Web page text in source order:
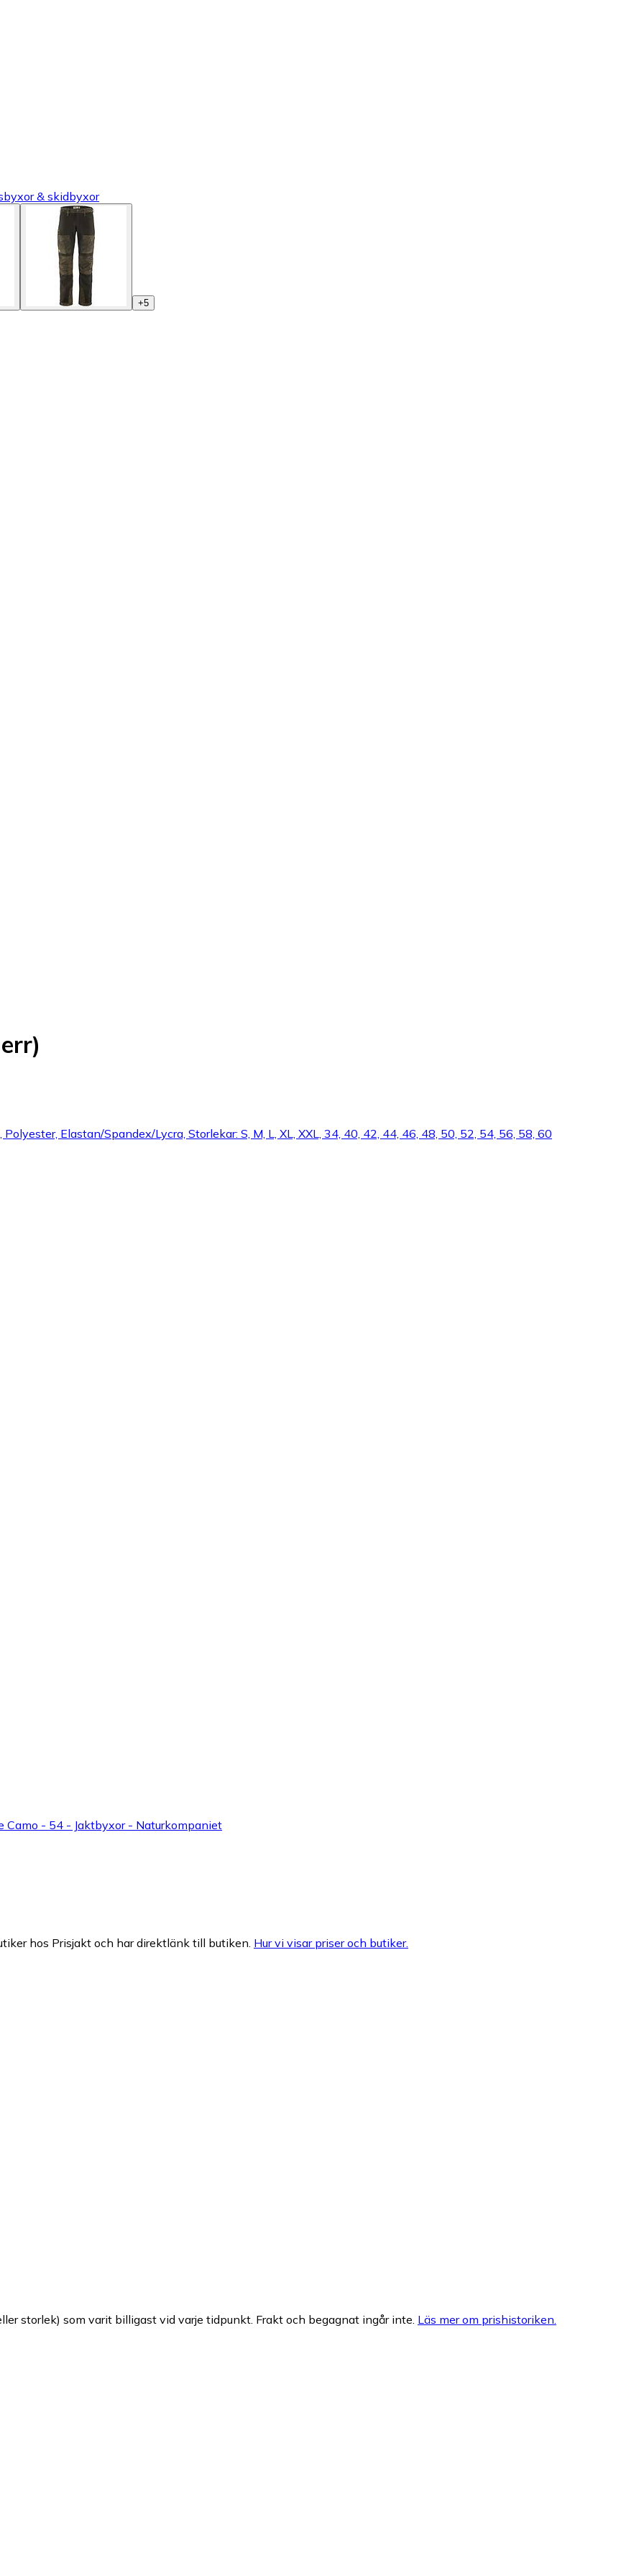
& skidbyxor
+5
Elastan/Spandex/Lycra, Storlekar: S, M, L, XL, XXL, 34, 40, 42, 44, 46, 48, 50, 52, 54, 56, 58, 60
Camo - 54 - Jaktbyxor - Naturkompaniet
hos Prisjakt och har direktlänk till butiken. Hur vi visar priser och butiker.
storlek) som varit billigast vid varje tidpunkt. Frakt och begagnat ingår inte. Läs mer om prishistoriken.